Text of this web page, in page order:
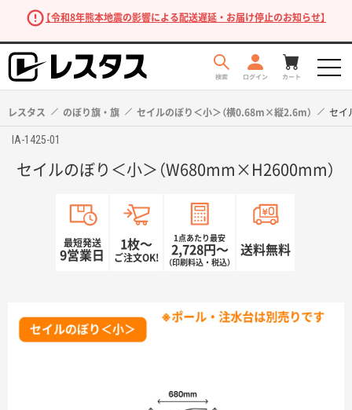
【令和8年熊本地震の影響による配送遅延・お届け停止のお知らせ】
レスタス のぼり旗・旗 セイルのぼり＜小＞（横0.68m×縦2.6m） セイ
IA-1425-01
セイルのぼり＜小＞（W680mm×H2600mm）
最短発送
9営業日
1枚〜
ご注文OK!
1点あたり最安
2,728円〜
（印刷料込・税込）
送料無料